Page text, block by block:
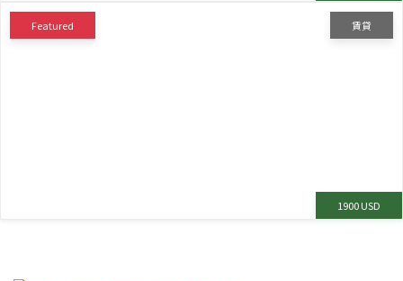
賃貸
1900 USD
Featured